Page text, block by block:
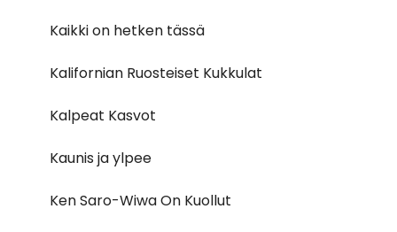
Kaikki on hetken tässä
Kalifornian Ruosteiset Kukkulat
Kalpeat Kasvot
Kaunis ja ylpee
Ken Saro-Wiwa On Kuollut